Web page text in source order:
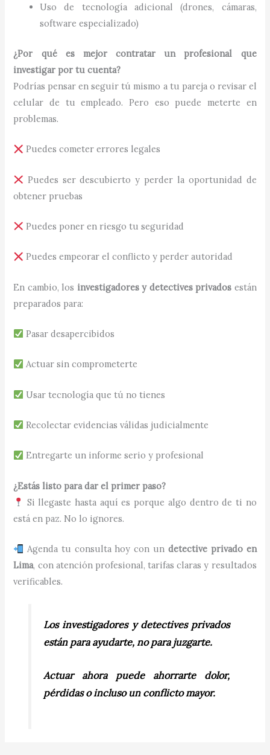
Uso de tecnología adicional (drones, cámaras,
software especializado)
¿Por qué es mejor contratar un profesional que
investigar por tu cuenta?
Podrías pensar en seguir tú mismo a tu pareja o revisar el
celular de tu empleado. Pero eso puede meterte en
problemas.
Puedes cometer errores legales
Puedes ser descubierto y perder la oportunidad de
obtener pruebas
Puedes poner en riesgo tu seguridad
Puedes empeorar el conflicto y perder autoridad
En cambio, los investigadores y detectives privados están
preparados para:
Pasar desapercibidos
Actuar sin comprometerte
Usar tecnología que tú no tienes
Recolectar evidencias válidas judicialmente
Entregarte un informe serio y profesional
¿Estás listo para dar el primer paso?
Si llegaste hasta aquí es porque algo dentro de ti no
está en paz. No lo ignores.
Agenda tu consulta hoy con un detective privado en
Lima, con atención profesional, tarifas claras y resultados
verificables.
Los investigadores y detectives privados
están para ayudarte, no para juzgarte.
Actuar ahora puede ahorrarte dolor,
pérdidas o incluso un conflicto mayor.